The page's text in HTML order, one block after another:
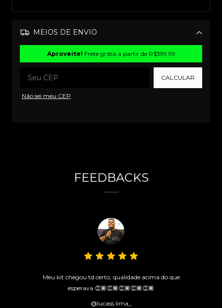
MEIOS DE ENVIO
Aproveite! Frete grátis a partir de R$399,99
CALCULAR
Não sei meu CEP
FEEDBACKS
Meu kit chegou td certo, qualidade acima do que
esperava 👏🏾👏🏾👏🏾👏🏾👏🏾
@lucass.lima_